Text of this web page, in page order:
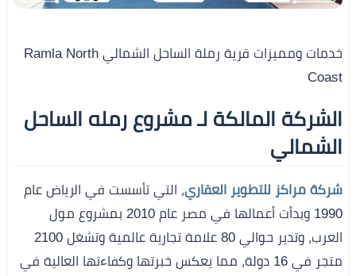
خدمات ومميزات قرية رملة الساحل الشمالي Ramla North
Coast
الشركة المالكة لـ مشروع رمله الساحل
الشمالي
شركة مراكز للتطوير العقاري، التي تأسست في الرياض عام
1990 وبدأت أعمالها في مصر عام 2010 بمشروع مول
العرب، وتدير حوالي 80 علامة تجارية عالمية وتشغل 2100
متجر في 16 دولة، مما يعكس خبرتها وكفاءتها العالية في